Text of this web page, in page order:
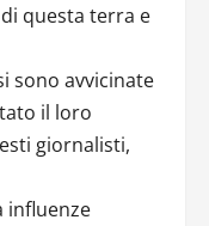
questa terra e
sono avvicinate
il loro
giornalisti,
influenze